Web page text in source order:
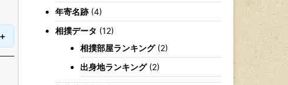
年寄名跡(4)
相撲データ (12)
相撲部屋ランキング(2)
出身地ランキング(2)